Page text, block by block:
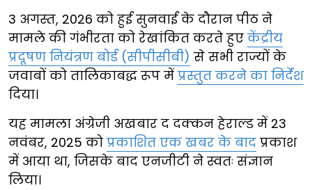
3 अगस्त, 2026 को हुई सुनवाई के दौरान पीठ ने
मामले की गंभीरता को रेखांकित करते हुए केंद्रीय
प्रदूषण नियंत्रण बोर्ड (सीपीसीबी) से सभी राज्यों के
जवाबों को तालिकाबद्ध रूप में प्रस्तुत करने का निर्देश
दिया।
यह मामला अंग्रेजी अखबार द दक्कन हेराल्ड में 23
नवंबर, 2025 को प्रकाशित एक खबर के बाद प्रकाश
में आया था, जिसके बाद एनजीटी ने स्वतः संज्ञान
लिया।